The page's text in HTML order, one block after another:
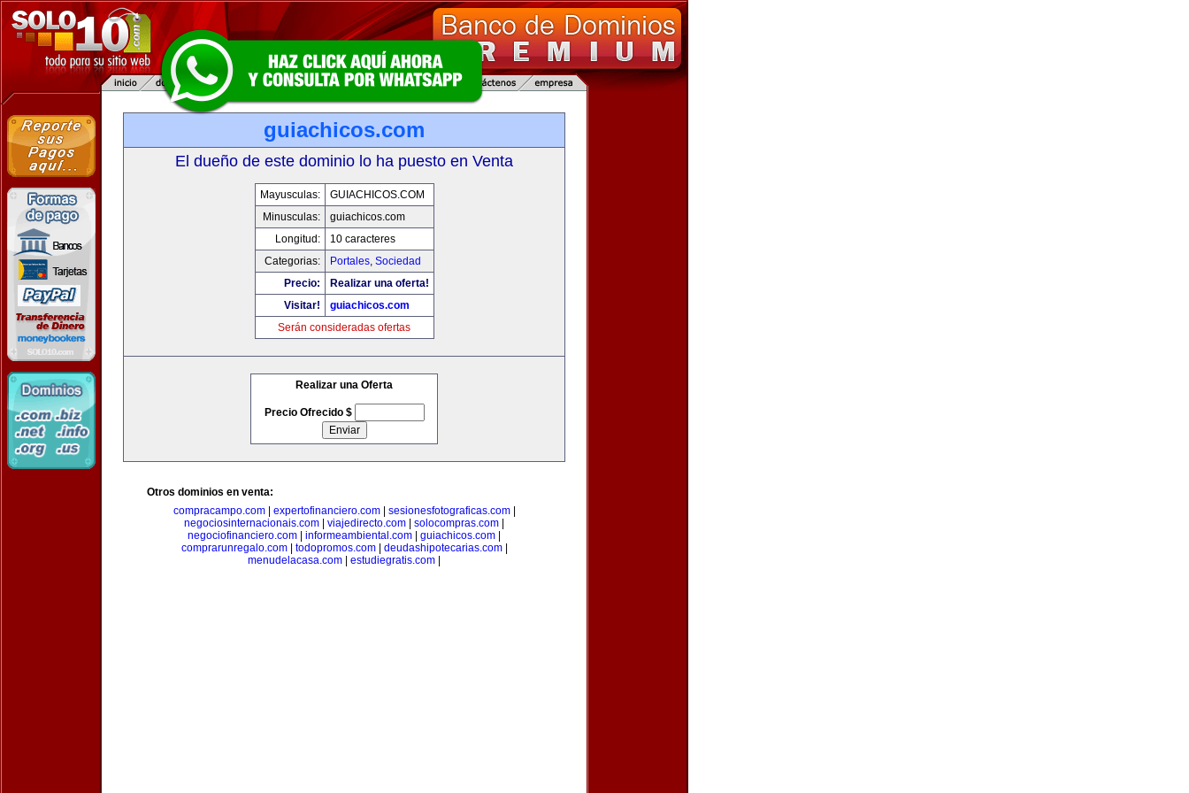
guiachicos.com
El dueño de este dominio lo ha puesto en Venta
Mayusculas:
GUIACHICOS.COM
Minusculas:
guiachicos.com
Longitud:
10 caracteres
Categorias:
Portales, Sociedad
Precio:
Realizar una oferta!
Visitar!
guiachicos.com
Serán consideradas ofertas
Realizar una Oferta
Precio Ofrecido $
Otros dominios en venta:
compracampo.com| expertofinanciero.com| sesionesfotograficas.com|
negociosinternacionais.com
viajedirecto.com solocompras.com
negociofinanciero.com
informeambiental.com guiachicos.com
comprarunregalo.com| todopromos.com| deudashipotecarias.com|
menudelacasa.com
estudiegratis.com